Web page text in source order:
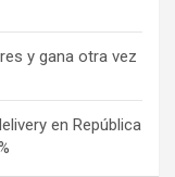
y gana otra vez
en República